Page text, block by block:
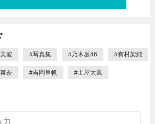
波 #写真集 #乃木坂46 #有村架純
奈 #吉岡里帆 #土屋太鳳